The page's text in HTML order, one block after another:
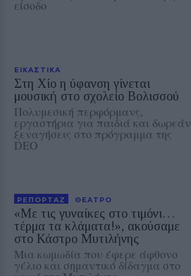
είσοδο
ΕΙΚΑΣΤΙΚΑ
Στη Χίο η ύφανση γίνεται
μουσική στο σχολείο Βολισσού
Πολυμεσική περφόρμανς,
εργαστήρια για παιδιά και δωρεάν
ξεναγήσεις στο πρόγραμμα της
DEO
ΡΕΠΟΡΤΑΖ ΘΕΑΤΡΟ
«Με τις γυναίκες στο τιμόνι…
τέρμα τα κλάματα!», ακούσαμε
στο Κάστρο Μυτιλήνης
Μια κωμωδία που έφερε άφθονο
γέλιο και σημαντικό δίδαγμα στο